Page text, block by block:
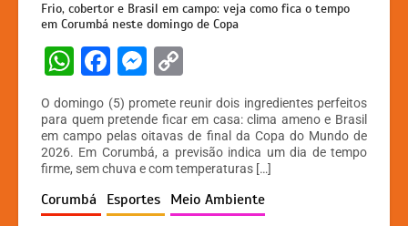
Frio, cobertor e Brasil em campo: veja como fica o tempo
em Corumbá neste domingo de Copa
W
h
at
s
A
p
F
a
c
e
b
o
M
s
s
e
n
p
y
Li
n
O domingo (5) promete reunir dois ingredientes perfeitos
para quem pretende ficar em casa: clima ameno e Brasil
em campo pelas oitavas de final da Copa do Mundo de
2026. Em Corumbá, a previsão indica um dia de tempo
firme, sem chuva e com temperaturas […]
Corumbá Esportes Meio Ambiente